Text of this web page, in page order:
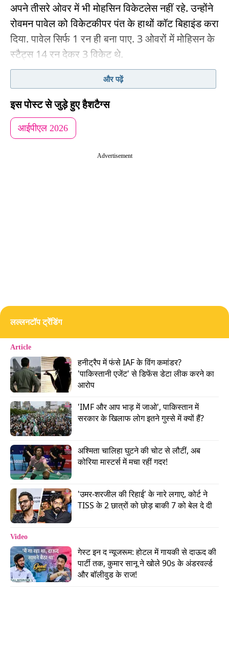
अपने तीसरे ओवर में भी मोहसिन विकेटलेस नहीं रहे. उन्होंने
रोवमन पावेल को विकेटकीपर पंत के हाथों कॉट बिहाइंड करा
दिया. पावेल सिर्फ 1 रन ही बना पाए. 3 ओवरों में मोहिसन के
स्टैट्स 14 रन देकर 3 विकेट थे.
मोहसिन ने मैच में 4 ओवरों में 23 रन दिए, और 5 विकेट के
साथ स्पेल फिनिश किया. अपने आखिरी ओवर में उन्होंने इस
सीजन के सबसे महंगे प्लेयर कैमरन ग्रीन और अनुकूल रॉय
को आउट किया. ग्रीन ने 34 रनों की पारी खेली. अनुकूल
बिना खाता खोले आउट हो गए.
मोहसिन की लेंथ बॉल को वैभव लेग साइड पर खेलने गए. पर
वो फंस गए. और कैच दे बैठे. वैभव ने मैच में 11 गेंद में सिर्फ 8
रन बनाए थे.
हालांकि, राजस्थान की टीम ये मैच 40 रनों से जीत गई थी.
पर मोहसिन ने लखनऊ के लिए मैच में शानदार बॉलिंग की थी.
वीडियो: IPL 2022: लखनऊ सुपर जाइंट्स की अगली बड़ी
और पढ़ें
इस पोस्ट से जुड़े हुए हैशटैग्स
आईपीएल 2026
Advertisement
लल्लनटॉप ट्रेंडिंग
Article
हनीट्रैप में फंसे IAF के विंग कमांडर?
'पाकिस्तानी एजेंट' से डिफेंस डेटा लीक करने का
आरोप
'IMF और आप भाड़ में जाओ', पाकिस्तान में
सरकार के खिलाफ लोग इतने गुस्से में क्यों हैं?
अश्मिता चालिहा घुटने की चोट से लौटीं, अब
कोरिया मास्टर्स में मचा रहीं गदर!
'उमर-शरजील की रिहाई' के नारे लगाए, कोर्ट ने
TISS के 2 छात्रों को छोड़ बाकी 7 को बेल दे दी
Video
गेस्ट इन द न्यूजरूम: होटल में गायकी से दाऊद की
पार्टी तक, कुमार सानू ने खोले 90s के अंडरवर्ल्ड
और बॉलीवुड के राज!